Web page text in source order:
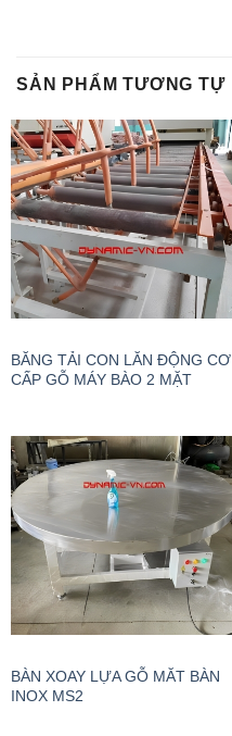
SẢN PHẨM TƯƠNG TỰ
BĂNG TẢI CON LĂN ĐỘNG CƠ
CẤP GỖ MÁY BÀO 2 MẶT
BÀN XOAY LỰA GỖ MĂT BÀN
INOX MS2